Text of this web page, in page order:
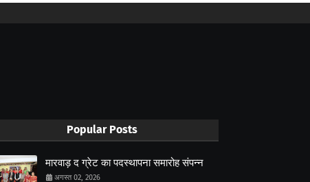
Popular Posts
मारवाड़ द ग्रेट का पदस्थापना समारोह संपन्न
अगस्त 02, 2026